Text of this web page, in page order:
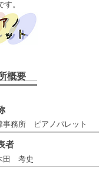
。
概要
事務所 ピアノパレット
者
田 考史